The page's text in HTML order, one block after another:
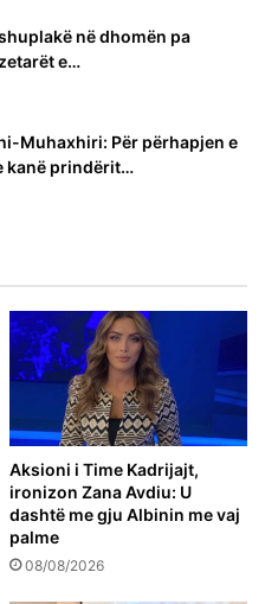
në dhomën pa
e…
Muhaxhiri: Për përhapjen e
kanë prindërit…
Aksioni i Time Kadrijajt,
ironizon Zana Avdiu: U
dashtë me gju Albinin me vaj
palme
08/08/2026